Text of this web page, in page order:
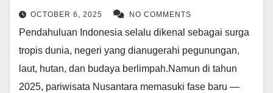
OCTOBER 6, 2025 NO COMMENTS
Pendahuluan Indonesia selalu dikenal sebagai surga
tropis dunia, negeri yang dianugerahi pegunungan,
laut, hutan, dan budaya berlimpah.Namun di tahun
2025, pariwisata Nusantara memasuki fase baru —